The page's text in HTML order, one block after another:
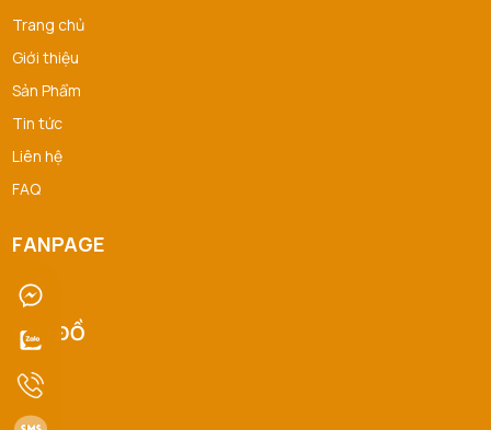
Trang chủ
Giới thiệu
Sản Phẩm
Tin tức
Liên hệ
FAQ
FANPAGE
BẢN ĐỒ